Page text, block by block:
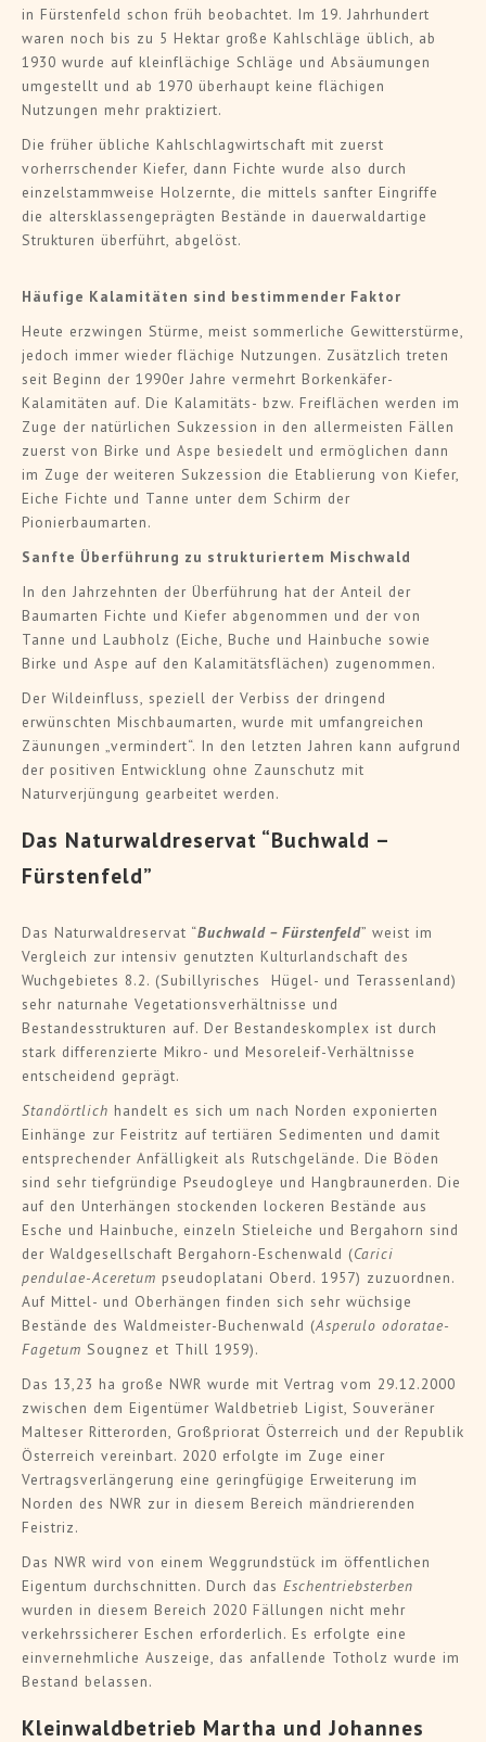
in Fürstenfeld schon früh beobachtet. Im 19. Jahrhundert
waren noch bis zu 5 Hektar große Kahlschläge üblich, ab
1930 wurde auf kleinflächige Schläge und Absäumungen
umgestellt und ab 1970 überhaupt keine flächigen
Nutzungen mehr praktiziert.
Die früher übliche Kahlschlagwirtschaft mit zuerst
vorherrschender Kiefer, dann Fichte wurde also durch
einzelstammweise Holzernte, die mittels sanfter Eingriffe
die altersklassengeprägten Bestände in dauerwaldartige
Strukturen überführt, abgelöst.
Häufige Kalamitäten sind bestimmender Faktor
Heute erzwingen Stürme, meist sommerliche Gewitterstürme,
jedoch immer wieder flächige Nutzungen. Zusätzlich treten
seit Beginn der 1990er Jahre vermehrt Borkenkäfer-
Kalamitäten auf. Die Kalamitäts- bzw. Freiflächen werden im
Zuge der natürlichen Sukzession in den allermeisten Fällen
zuerst von Birke und Aspe besiedelt und ermöglichen dann
im Zuge der weiteren Sukzession die Etablierung von Kiefer,
Eiche Fichte und Tanne unter dem Schirm der
Pionierbaumarten.
Sanfte Überführung zu strukturiertem Mischwald
In den Jahrzehnten der Überführung hat der Anteil der
Baumarten Fichte und Kiefer abgenommen und der von
Tanne und Laubholz (Eiche, Buche und Hainbuche sowie
Birke und Aspe auf den Kalamitätsflächen) zugenommen.
Der Wildeinfluss, speziell der Verbiss der dringend
erwünschten Mischbaumarten, wurde mit umfangreichen
Zäunungen „vermindert“. In den letzten Jahren kann aufgrund
der positiven Entwicklung ohne Zaunschutz mit
Naturverjüngung gearbeitet werden.
Das Naturwaldreservat “Buchwald –
Fürstenfeld”
Das Naturwaldreservat “Buchwald – Fürstenfeld” weist im
Vergleich zur intensiv genutzten Kulturlandschaft des
Wuchgebietes 8.2. (Subillyrisches Hügel- und Terassenland)
sehr naturnahe Vegetationsverhältnisse und
Bestandesstrukturen auf. Der Bestandeskomplex ist durch
stark differenzierte Mikro- und Mesoreleif-Verhältnisse
entscheidend geprägt.
Standörtlich handelt es sich um nach Norden exponierten
Einhänge zur Feistritz auf tertiären Sedimenten und damit
entsprechender Anfälligkeit als Rutschgelände. Die Böden
sind sehr tiefgründige Pseudogleye und Hangbraunerden. Die
auf den Unterhängen stockenden lockeren Bestände aus
Esche und Hainbuche, einzeln Stieleiche und Bergahorn sind
der Waldgesellschaft Bergahorn-Eschenwald (Carici
pendulae-Aceretum pseudoplatani Oberd. 1957) zuzuordnen.
Auf Mittel- und Oberhängen finden sich sehr wüchsige
Bestände des Waldmeister-Buchenwald (Asperulo odoratae-
Fagetum Sougnez et Thill 1959).
Das 13,23 ha große NWR wurde mit Vertrag vom 29.12.2000
zwischen dem Eigentümer Waldbetrieb Ligist, Souveräner
Malteser Ritterorden, Großpriorat Österreich und der Republik
Österreich vereinbart. 2020 erfolgte im Zuge einer
Vertragsverlängerung eine geringfügige Erweiterung im
Norden des NWR zur in diesem Bereich mändrierenden
Feistriz.
Das NWR wird von einem Weggrundstück im öffentlichen
Eigentum durchschnitten. Durch das Eschentriebsterben
wurden in diesem Bereich 2020 Fällungen nicht mehr
verkehrssicherer Eschen erforderlich. Es erfolgte eine
einvernehmliche Auszeige, das anfallende Totholz wurde im
Bestand belassen.
Kleinwaldbetrieb Martha und Johannes